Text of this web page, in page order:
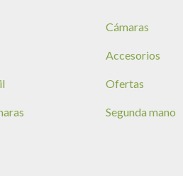
Cámaras
Accesorios
Ofertas
Segunda mano